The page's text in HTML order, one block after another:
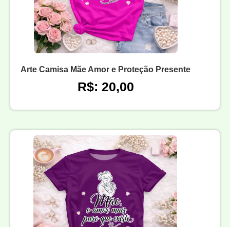
Arte Camisa Mãe Amor e Proteção Presente
R$: 20,00